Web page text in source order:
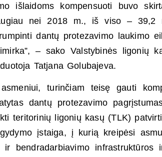
išlaidoms kompensuoti buvo
nei 2018 m., iš viso – 39,2
dantų protezavimo laukimo
– sako Valstybinės ligonių
Tatjana Golubajeva.
turinčiam teisę gauti
dantų protezavimo
teritorinių ligonių kasų (TLK)
įstaiga, į kurią kreipėsi
bendradarbiavimo infrastruktūros